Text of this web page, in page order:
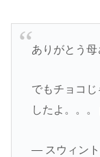
ありがとう母
でもチョコ
したよ。。。
— スウィン